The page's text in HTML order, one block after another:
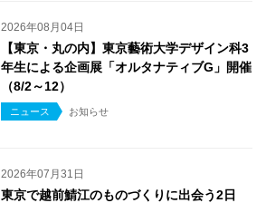
2026年08月04日
【東京・丸の内】東京藝術大学デザイン科3
年生による企画展「オルタナティブG」開催
（8/2～12）
ニュース お知らせ
2026年07月31日
東京で越前鯖江のものづくりに出会う2日